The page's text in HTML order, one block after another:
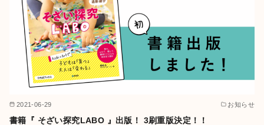
2021-06-29 お知らせ
書籍『 そざい探究LABO 』出版！ 3刷重版決定！！